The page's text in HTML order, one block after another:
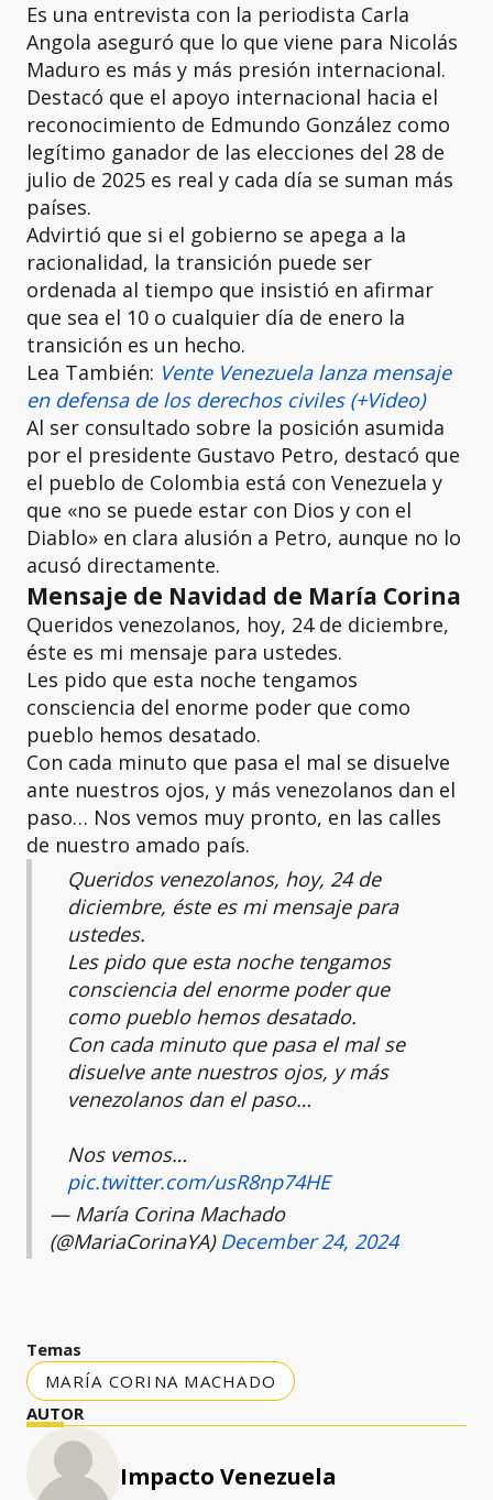
Es una entrevista con la periodista Carla
Angola aseguró que lo que viene para Nicolás
Maduro es más y más presión internacional.
Destacó que el apoyo internacional hacia el
reconocimiento de Edmundo González como
legítimo ganador de las elecciones del 28 de
julio de 2025 es real y cada día se suman más
países.
Advirtió que si el gobierno se apega a la
racionalidad, la transición puede ser
ordenada al tiempo que insistió en afirmar
que sea el 10 o cualquier día de enero la
transición es un hecho.
Lea También: Vente Venezuela lanza mensaje
en defensa de los derechos civiles (+Video)
Al ser consultado sobre la posición asumida
por el presidente Gustavo Petro, destacó que
el pueblo de Colombia está con Venezuela y
que «no se puede estar con Dios y con el
Diablo» en clara alusión a Petro, aunque no lo
acusó directamente.
Mensaje de Navidad de María Corina
Queridos venezolanos, hoy, 24 de diciembre,
éste es mi mensaje para ustedes.
Les pido que esta noche tengamos
consciencia del enorme poder que como
pueblo hemos desatado.
Con cada minuto que pasa el mal se disuelve
ante nuestros ojos, y más venezolanos dan el
paso… Nos vemos muy pronto, en las calles
de nuestro amado país.
Queridos venezolanos, hoy, 24 de
diciembre, éste es mi mensaje para
ustedes.
Les pido que esta noche tengamos
consciencia del enorme poder que
como pueblo hemos desatado.
Con cada minuto que pasa el mal se
disuelve ante nuestros ojos, y más
venezolanos dan el paso…
Nos vemos…
pic.twitter.com/usR8np74HE
— María Corina Machado
(@MariaCorinaYA) December 24, 2024
Temas
MARÍA CORINA MACHADO
AUTOR
Impacto Venezuela